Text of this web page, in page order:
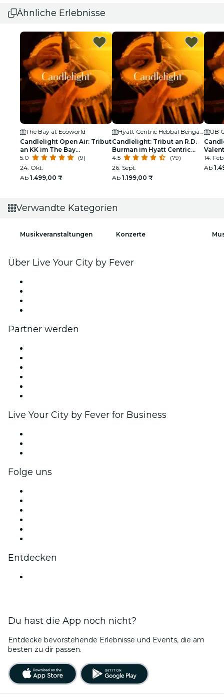
Ähnliche Erlebnisse
The Bay at Ecoworld
Candlelight Open Air: Tribut
an KK im The Bay
Amphitheatre
5.0
(9)
24. Okt.
Ab 1.499,00 ₹
Candlelight: Tribut an R.D.
Burman im Hyatt Centric
Hebbal
4.5
(79)
26. Sept.
Ab 1.199,00 ₹
UB
14.
Ab
Verwandte Kategorien
Musikveranstaltungen Konzerte
Über Live Your City by Fever
Partner werden
Live Your City by Fever for Business
Folge uns
Entdecken
Du hast die App noch nicht?
Entdecke bevorstehende Erlebnisse und Events, die am
besten zu dir passen.